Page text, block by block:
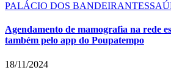
PALÁCIO DOS BANDEIRANTES
Agendamento de mamografia na rede
também pelo app do Poupatempo
18/11/2024